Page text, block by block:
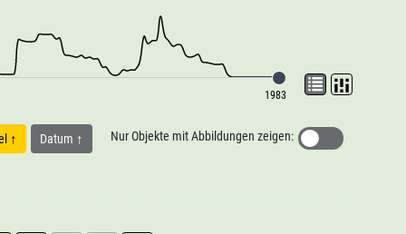
1983
Datum Nur Objekte mit Abbildungen zeigen: